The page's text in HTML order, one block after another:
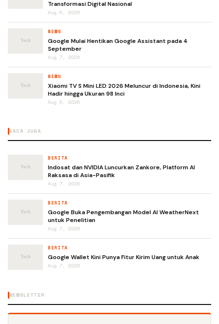
Transformasi Digital Nasional
Aug 5, 2026
NEWS
Google Mulai Hentikan Google Assistant pada 4
September
Aug 7, 2026
NEWS
Xiaomi TV S Mini LED 2026 Meluncur di Indonesia, Kini
Hadir hingga Ukuran 98 Inci
Aug 6, 2026
BACA JUGA
BERITA
Indosat dan NVIDIA Luncurkan Zankore, Platform AI
Raksasa di Asia-Pasifik
Aug 7, 2026
BERITA
Google Buka Pengembangan Model AI WeatherNext
untuk Penelitian
Aug 7, 2026
BERITA
Google Wallet Kini Punya Fitur Kirim Uang untuk Anak
Aug 7, 2026
NEWSLETTER